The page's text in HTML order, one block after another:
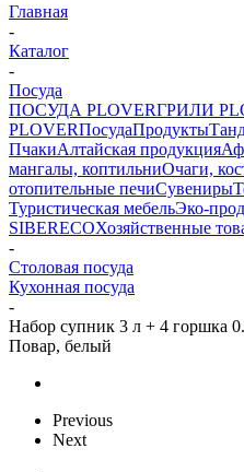
Главная
-
Каталог
-
Посуда
ПОСУДА PLOVERГРИЛИ
PLOVERПосудаПродукты
ПчакиАлтайская продукция
мангалы, коптильниОчаги,
отопительные печиСувениры
Туристическая мебельЭко-
SIBERECOХозяйственные
-
Столовая посуда
Кухонная посуда
-
Набор супник 3 л + 4 горшка
Повар, белый
Previous
Next